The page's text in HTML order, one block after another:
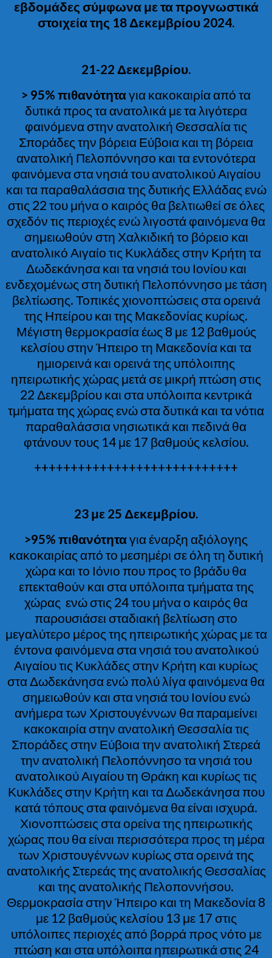
εβδομάδες σύμφωνα με τα προγνωστικά
στοιχεία της 18 Δεκεμβρίου 2024.
21-22 Δεκεμβρίου.
> 95% πιθανότηταγια κακοκαιρία από τα
δυτικά προς τα ανατολικά με τα λιγότερα
φαινόμενα στην ανατολική Θεσσαλία τις
Σποράδες την βόρεια Εύβοια και τη βόρεια
ανατολική Πελοπόννησο και τα εντονότερα
φαινόμενα στα νησιά του ανατολικού Αιγαίου
και τα παραθαλάσσια της δυτικής Ελλάδας ενώ
στις 22 του μήνα ο καιρός θα βελτιωθεί σε όλες
σχεδόν τις περιοχές ενώ λιγοστά φαινόμενα θα
σημειωθούν στη Χαλκιδική το βόρειο και
ανατολικό Αιγαίο τις Κυκλάδες στην Κρήτη τα
Δωδεκάνησα και τα νησιά του Ιονίου και
ενδεχομένως στη δυτική Πελοπόννησο με τάση
βελτίωσης. Τοπικές χιονοπτώσεις στα ορεινά
της Ηπείρου και της Μακεδονίας κυρίως.
Μέγιστη θερμοκρασία έως 8 με 12 βαθμούς
κελσίου στην Ήπειρο τη Μακεδονία και τα
ημιορεινά και ορεινά της υπόλοιπης
ηπειρωτικής χώρας μετά σε μικρή πτώση στις
22 Δεκεμβρίου και στα υπόλοιπα κεντρικά
τμήματα της χώρας ενώ στα δυτικά και τα νότια
παραθαλάσσια νησιωτικά και πεδινά θα
φτάνουν τους 14 με 17 βαθμούς κελσίου.
++++++++++++++++++++++++++++
23 με 25 Δεκεμβρίου.
>95% πιθανότηταγια έναρξη αξιόλογης
κακοκαιρίας από το μεσημέρι σε όλη τη δυτική
χώρα και το Ιόνιο που προς το βράδυ θα
επεκταθούν και στα υπόλοιπα τμήματα της
χώρας ενώ στις 24 του μήνα ο καιρός θα
παρουσιάσει σταδιακή βελτίωση στο
μεγαλύτερο μέρος της ηπειρωτικής χώρας με τα
έντονα φαινόμενα στα νησιά του ανατολικού
Αιγαίου τις Κυκλάδες στην Κρήτη και κυρίως
στα Δωδεκάνησα ενώ πολύ λίγα φαινόμενα θα
σημειωθούν και στα νησιά του Ιονίου ενώ
ανήμερα των Χριστουγέννων θα παραμείνει
κακοκαιρία στην ανατολική Θεσσαλία τις
Σποράδες στην Εύβοια την ανατολική Στερεά
την ανατολική Πελοπόννησο τα νησιά του
ανατολικού Αιγαίου τη Θράκη και κυρίως τις
Κυκλάδες στην Κρήτη και τα Δωδεκάνησα που
κατά τόπους στα φαινόμενα θα είναι ισχυρά.
Χιονοπτώσεις στα ορείνα της ηπειρωτικής
χώρας που θα είναι περισσότερα προς τη μέρα
των Χριστουγέννων κυρίως στα ορεινά της
ανατολικής Στερεάς της ανατολικής Θεσσαλίας
και της ανατολικής Πελοποννήσου.
Θερμοκρασία στην Ήπειρο και τη Μακεδονία 8
με 12 βαθμούς κελσίου 13 με 17 στις
υπόλοιπες περιοχές από βορρά προς νότο με
πτώση και στα υπόλοιπα ηπειρωτικά στις 24